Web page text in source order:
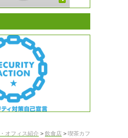
オフィス紹介 > 飲食店 > 喫茶カフ